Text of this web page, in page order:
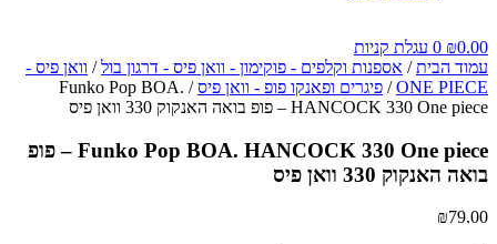
₪0.00
0 עגלת קניות
עמוד הבית/ אספנות וקלפים - פוקימון - וואן פיס - דרגון בול/ וואן פיס -
ONE PIECE
/ פיגרים ופאנקו פופ - וואן פיס
/ Funko Pop BOA.
HANCOCK 330 One piece – פופ בואה האנקוק 330 וואן פיס
Funko Pop BOA. HANCOCK 330 One piece – פופ
בואה האנקוק 330 וואן פיס
₪79.00